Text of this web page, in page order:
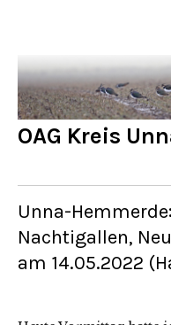
OAG Kreis
Unna-
Nachtigallen,
am 14.05.2022